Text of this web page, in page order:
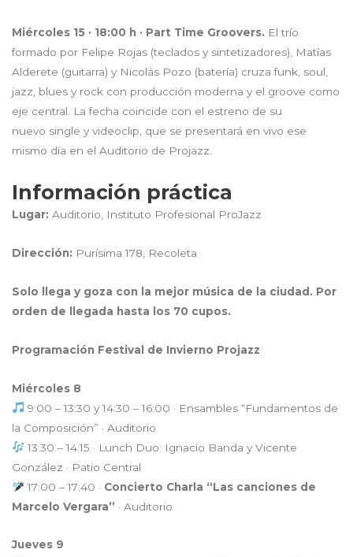
Miércoles 15 · 18:00 h · Part Time Groovers. El trío
formado por Felipe Rojas (teclados y sintetizadores), Matías
Alderete (guitarra) y Nicolás Pozo (batería) cruza funk, soul,
jazz, blues y rock con producción moderna y el groove como
eje central. La fecha coincide con el estreno de su
nuevo single y videoclip, que se presentará en vivo ese
mismo día en el Auditorio de Projazz.
Información práctica
Lugar: Auditorio, Instituto Profesional ProJazz
Dirección: Purísima 178, Recoleta
Solo llega y goza con la mejor música de la ciudad. Por
orden de llegada hasta los 70 cupos.
Programación Festival de Invierno Projazz
Miércoles 8
9:00 – 13:30 y 14:30 – 16:00 · Ensambles “Fundamentos de
la Composición” · Auditorio
13:30 – 14:15 · Lunch Duo: Ignacio Banda y Vicente
González · Patio Central
17:00 – 17:40 · Concierto Charla “Las canciones de
Marcelo Vergara” · Auditorio
Jueves 9